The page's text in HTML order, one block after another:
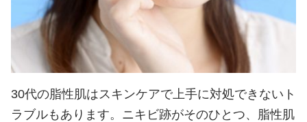
30代の脂性肌はスキンケアで上手に対処できないト
ラブルもあります。ニキビ跡がそのひとつ、脂性肌